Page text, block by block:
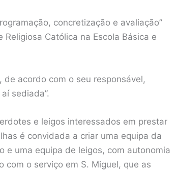
concretização e avaliação”
Católica na Escola Básica e
acordo com o seu responsável,
sediada”.
e leigos interessados em prestar
é convidada a criar uma equipa da
e uma equipa de leigos, com autonomia
com o serviço em S. Miguel, que as